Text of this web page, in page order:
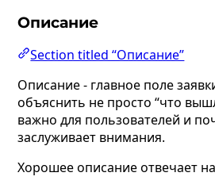
Описание
Section titled “Описание”
Описание - главное поле
объяснить не просто “что
важно для пользователей и
заслуживает внимания.
Хорошее описание отвечает